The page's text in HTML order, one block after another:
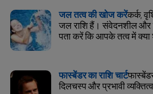
जल तत्व की खोज करेंकर्क,
जल राशि हैं। संवेदनशील और
पता करें कि आपके तत्व में क्या
फास्बेंडर का राशि चार्ट
दिलचस्प और प्रभावी